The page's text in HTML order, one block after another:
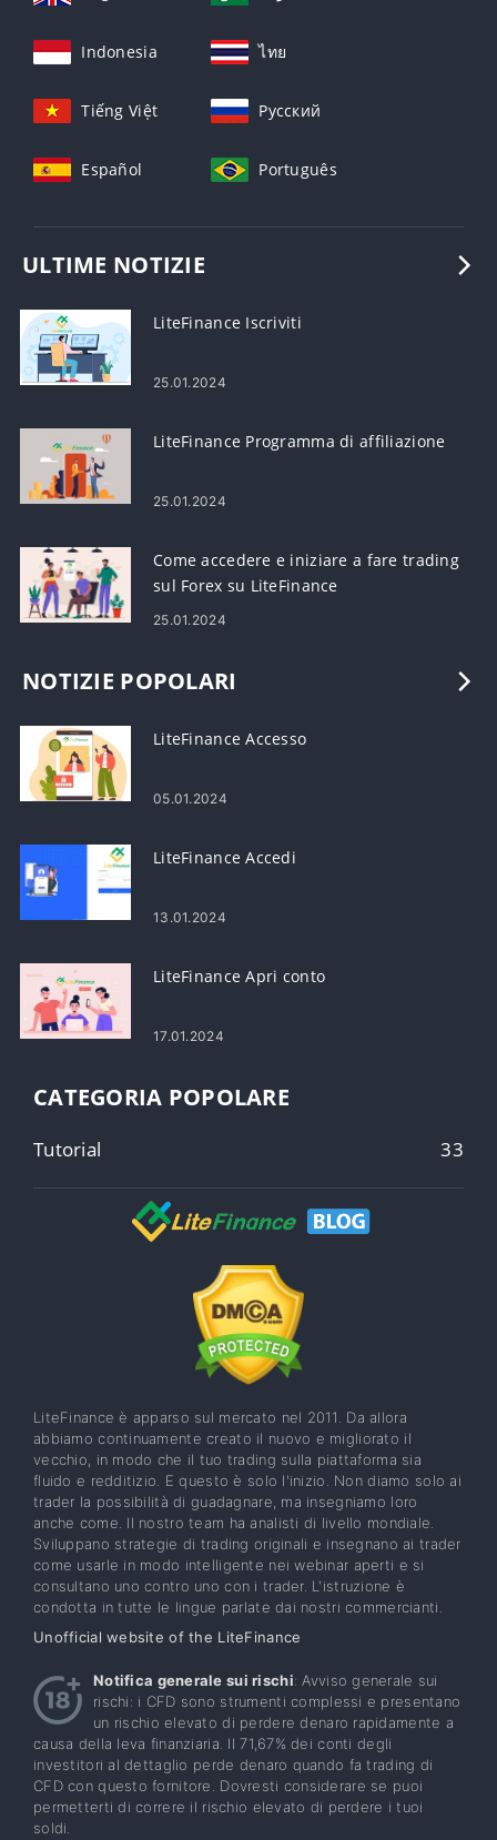
Indonesia ไทย
Tiếng Việt Русский
Español Português
ULTIME NOTIZIE
LiteFinance Iscriviti
25.01.2024
LiteFinance Programma di affiliazione
25.01.2024
Come accedere e iniziare a fare trading
sul Forex su LiteFinance
25.01.2024
NOTIZIE POPOLARI
LiteFinance Accesso
05.01.2024
LiteFinance Accedi
13.01.2024
LiteFinance Apri conto
17.01.2024
CATEGORIA POPOLARE
Tutorial 33
LiteFinance è apparso sul mercato nel 2011. Da allora
abbiamo continuamente creato il nuovo e migliorato il
vecchio, in modo che il tuo trading sulla piattaforma sia
fluido e redditizio. E questo è solo l'inizio. Non diamo solo ai
trader la possibilità di guadagnare, ma insegniamo loro
anche come. Il nostro team ha analisti di livello mondiale.
Sviluppano strategie di trading originali e insegnano ai trader
come usarle in modo intelligente nei webinar aperti e si
consultano uno contro uno con i trader. L'istruzione è
condotta in tutte le lingue parlate dai nostri commercianti.
Unofficial website of the LiteFinance
Notifica generale sui rischi: Avviso generale sui
rischi: i CFD sono strumenti complessi e presentano
un rischio elevato di perdere denaro rapidamente a
causa della leva finanziaria. Il 71,67% dei conti degli
investitori al dettaglio perde denaro quando fa trading di
CFD con questo fornitore. Dovresti considerare se puoi
permetterti di correre il rischio elevato di perdere i tuoi
soldi.